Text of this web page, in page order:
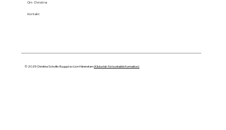
Om Christina
Kontakt
© 2025 Christina Schollin. Byggd av Lion Härenstam(Klicka här för kontaktinformation)